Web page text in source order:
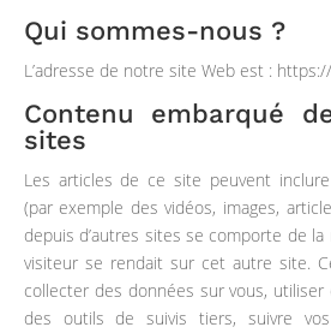
Qui sommes-nous ?
L’adresse de notre site Web est :
Contenu embarqué
sites
Les articles de ce site peuvent
(par exemple des vidéos, images,
depuis d’autres sites se comporte de
visiteur se rendait sur cet autre site.
collecter des données sur vous,
des outils de suivis tiers, suivre